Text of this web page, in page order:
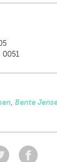
0051
, Bente